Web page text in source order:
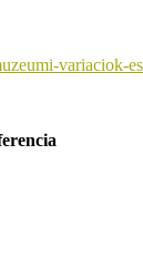
variaciok-